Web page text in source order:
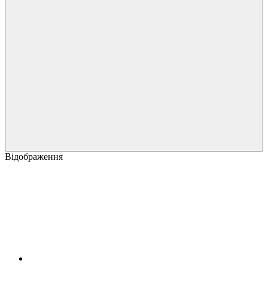
Відображення